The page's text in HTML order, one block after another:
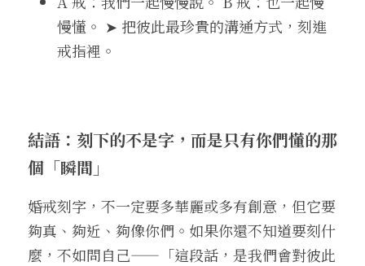
慢懂。 ➤ 把彼此最珍貴的溝通方式，刻進
戒指裡。
結語：刻下的不是字，而是只有你們懂的那
個「瞬間」
婚戒刻字，不一定要多華麗或多有創意，但它要
夠真、夠近、夠像你們。如果你還不知道要刻什
麼，不如問自己——「這段話，是我們會對彼此